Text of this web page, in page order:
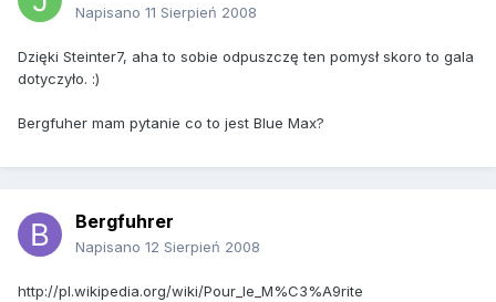
Napisano 11 Sierpień 2008
Dzięki Steinter7, aha to sobie odpuszczę ten pomysł skoro to gala
dotyczyło. :)
Bergfuher mam pytanie co to jest Blue Max?
Bergfuhrer
Napisano 12 Sierpień 2008
http://pl.wikipedia.org/wiki/Pour_le_M%C3%A9rite